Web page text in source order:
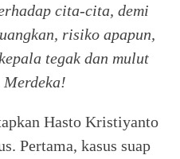
cita-cita, demi
risiko apapun,
tegak dan mulut
Merdeka!
Hasto Kristiyanto
Pertama, kasus suap